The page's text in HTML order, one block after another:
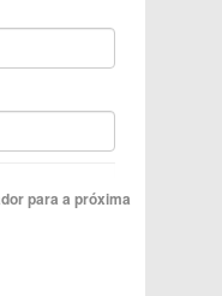
para a próxima